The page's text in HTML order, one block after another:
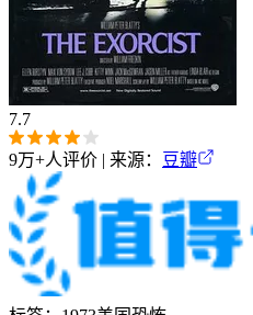
7.7
9万+人评价 | 来源： 豆瓣